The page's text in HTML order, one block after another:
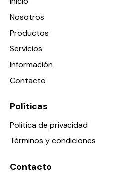
Nosotros
Productos
Servicios
Información
Contacto
Políticas
Política de privacidad
Términos y condiciones
Contacto